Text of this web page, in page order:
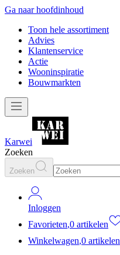
Ga naar hoofdinhoud
Toon hele assortiment
Advies
Klantenservice
Actie
Wooninspiratie
Bouwmarkten
Karwei
Zoeken
Zoeken
Inloggen
Favorieten,0 artikelen
Winkelwagen,0 artikelen